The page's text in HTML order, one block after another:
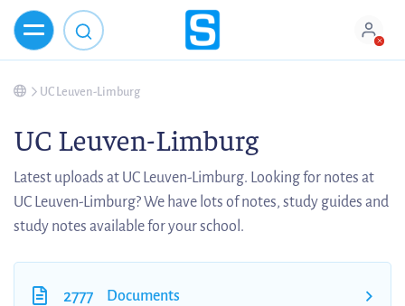
UC Leuven-Limburg
UC Leuven-Limburg
Latest uploads at UC Leuven-Limburg. Looking for notes at
UC Leuven-Limburg? We have lots of notes, study guides and
study notes available for your school.
2777 Documents